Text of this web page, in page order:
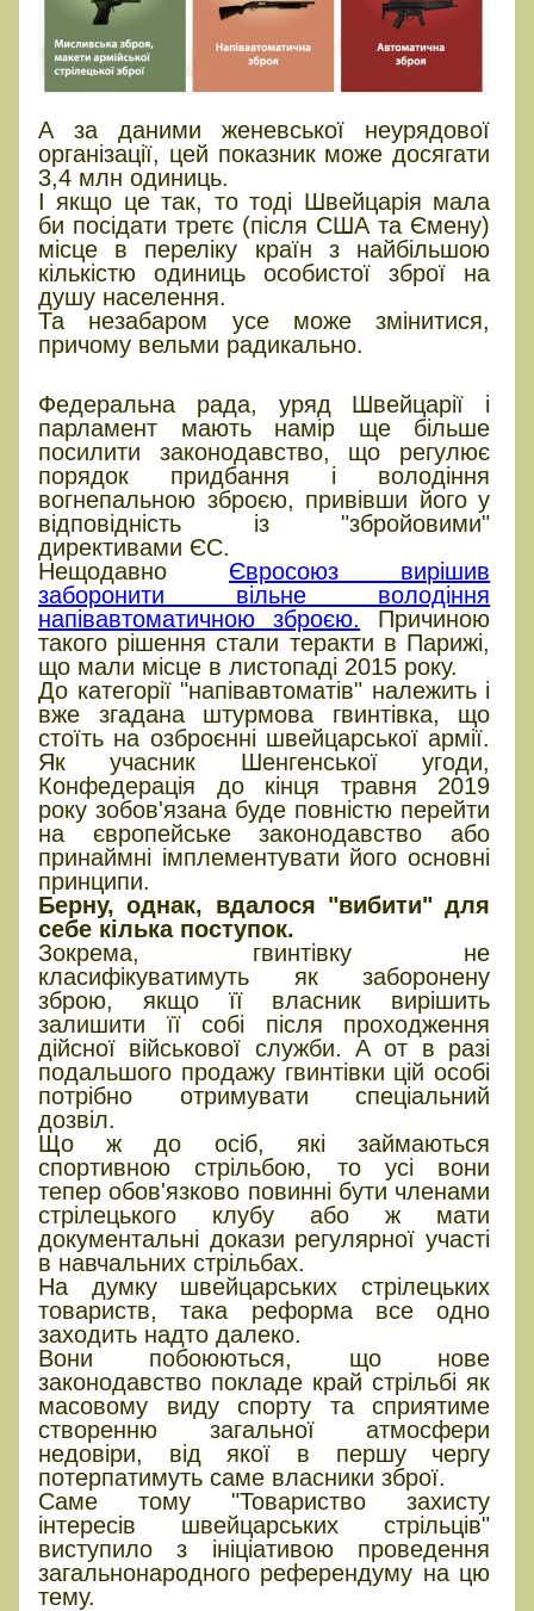
А за даними женевської неурядової
організації, цей показник може досягати
3,4 млн одиниць.
І якщо це так, то тоді Швейцарія мала
би посідати третє (після США та Ємену)
місце в переліку країн з найбільшою
кількістю одиниць особистої зброї на
душу населення.
Та незабаром усе може змінитися,
причому вельми радикально.
Федеральна рада, уряд Швейцарії і
парламент мають намір ще більше
посилити законодавство, що регулює
порядок придбання і володіння
вогнепальною зброєю, привівши його у
відповідність із "збройовими"
директивами ЄС.
Нещодавно Євросоюз вирішив
заборонити вільне володіння
напівавтоматичною зброєю. Причиною
такого рішення стали теракти в Парижі,
що мали місце в листопаді 2015 року.
До категорії "напівавтоматів" належить і
вже згадана штурмова гвинтівка, що
стоїть на озброєнні швейцарської армії.
Як учасник Шенгенської угоди,
Конфедерація до кінця травня 2019
року зобов'язана буде повністю перейти
на європейське законодавство або
принаймні імплементувати його основні
принципи.
Берну, однак, вдалося "вибити" для
себе кілька поступок.
Зокрема, гвинтівку не
класифікуватимуть як заборонену
зброю, якщо її власник вирішить
залишити її собі після проходження
дійсної військової служби. А от в разі
подальшого продажу гвинтівки цій особі
потрібно отримувати спеціальний
дозвіл.
Що ж до осіб, які займаються
спортивною стрільбою, то усі вони
тепер обов'язково повинні бути членами
стрілецького клубу або ж мати
документальні докази регулярної участі
в навчальних стрільбах.
На думку швейцарських стрілецьких
товариств, така реформа все одно
заходить надто далеко.
Вони побоюються, що нове
законодавство покладе край стрільбі як
масовому виду спорту та сприятиме
створенню загальної атмосфери
недовіри, від якої в першу чергу
потерпатимуть саме власники зброї.
Саме тому "Товариство захисту
інтересів швейцарських стрільців"
виступило з ініціативою проведення
загальнонародного референдуму на цю
тему.